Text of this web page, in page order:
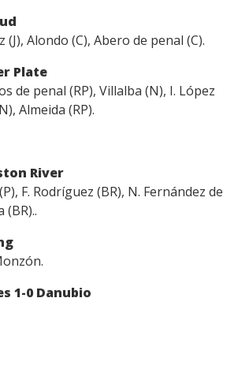
(J), Alondo (C), Abero de penal (C).
Plate
de penal (RP), Villalba (N), I. López
Almeida (RP).
River
F. Rodríguez (BR), N. Fernández de
1-0 Danubio